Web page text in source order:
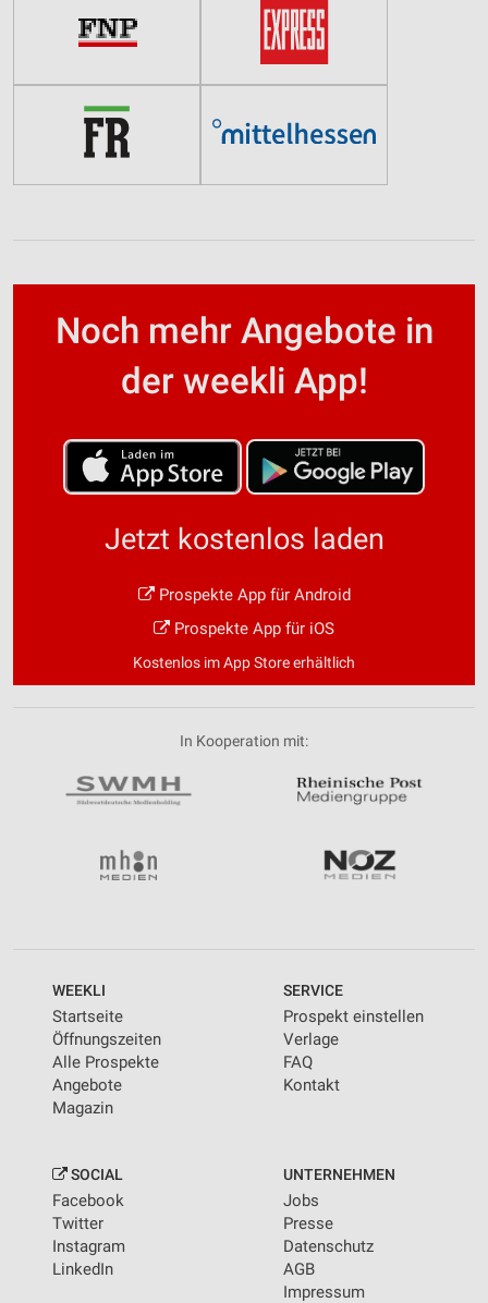
Noch mehr Angebote in
der weekli App!
Jetzt kostenlos laden
Prospekte App für Android
Prospekte App für iOS
Kostenlos im App Store erhältlich
In Kooperation mit:
WEEKLI
Startseite
Öffnungszeiten
Alle Prospekte
Angebote
Magazin
SERVICE
Prospekt einstellen
Verlage
FAQ
Kontakt
SOCIAL
Facebook
Twitter
Instagram
LinkedIn
UNTERNEHMEN
Jobs
Presse
Datenschutz
AGB
Impressum